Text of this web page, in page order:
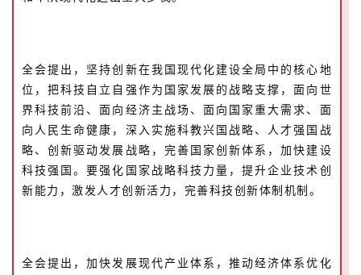
全会提出，坚持创新在我国现代化建设全局中的核心地
位，把科技自立自强作为国家发展的战略支撑，面向世
界科技前沿、面向经济主战场、面向国家重大需求、面
向人民生命健康，深入实施科教兴国战略、人才强国战
略、创新驱动发展战略，完善国家创新体系，加快建设
科技强国。要强化国家战略科技力量，提升企业技术创
新能力，激发人才创新活力，完善科技创新体制机制。
全会提出，加快发展现代产业体系，推动经济体系优化